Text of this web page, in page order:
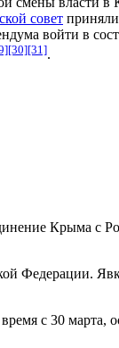
совет приняли
войти в
[30][31].
Крыма с
Федерации.
с 30 марта,